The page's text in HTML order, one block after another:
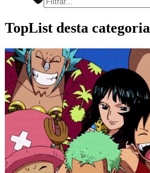
TopList desta categoria